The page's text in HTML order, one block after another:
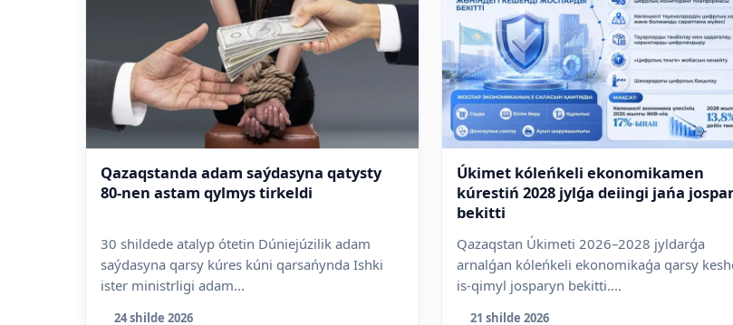
Qazaqstanda adam saýdasyna qatysty
80-nen astam qylmys tirkeldi
30 shildede atalyp ótetin Dúniejúzilik adam
saýdasyna qarsy kúres kúni qarsańynda Ishki
ister ministrligi adam...
24 shilde 2026
Úkimet kóleńkeli ekonomikamen
kúrestiń 2028 jylǵa deiingi jańa
bekitti
Qazaqstan Úkimeti 2026–2028 jyldarǵa
arnalǵan kóleńkeli ekonomikaǵa qarsy
is-qimyl josparyn bekitti....
21 shilde 2026